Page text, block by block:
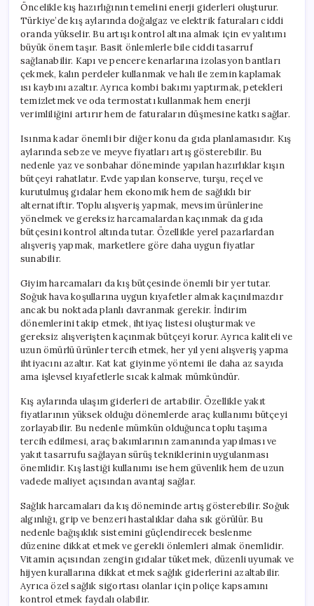
Öncelikle kış hazırlığının temelini enerji giderleri oluşturur.
Türkiye’de kış aylarında doğalgaz ve elektrik faturaları ciddi
oranda yükselir. Bu artışı kontrol altına almak için ev yalıtımı
büyük önem taşır. Basit önlemlerle bile ciddi tasarruf
sağlanabilir. Kapı ve pencere kenarlarına izolasyon bantları
çekmek, kalın perdeler kullanmak ve halı ile zemin kaplamak
ısı kaybını azaltır. Ayrıca kombi bakımı yaptırmak, petekleri
temizletmek ve oda termostatı kullanmak hem enerji
verimliliğini artırır hem de faturaların düşmesine katkı sağlar.
Isınma kadar önemli bir diğer konu da gıda planlamasıdır. Kış
aylarında sebze ve meyve fiyatları artış gösterebilir. Bu
nedenle yaz ve sonbahar döneminde yapılan hazırlıklar kışın
bütçeyi rahatlatır. Evde yapılan konserve, turşu, reçel ve
kurutulmuş gıdalar hem ekonomik hem de sağlıklı bir
alternatiftir. Toplu alışveriş yapmak, mevsim ürünlerine
yönelmek ve gereksiz harcamalardan kaçınmak da gıda
bütçesini kontrol altında tutar. Özellikle yerel pazarlardan
alışveriş yapmak, marketlere göre daha uygun fiyatlar
sunabilir.
Giyim harcamaları da kış bütçesinde önemli bir yer tutar.
Soğuk hava koşullarına uygun kıyafetler almak kaçınılmazdır
ancak bu noktada planlı davranmak gerekir. İndirim
dönemlerini takip etmek, ihtiyaç listesi oluşturmak ve
gereksiz alışverişten kaçınmak bütçeyi korur. Ayrıca kaliteli ve
uzun ömürlü ürünler tercih etmek, her yıl yeni alışveriş yapma
ihtiyacını azaltır. Kat kat giyinme yöntemi ile daha az sayıda
ama işlevsel kıyafetlerle sıcak kalmak mümkündür.
Kış aylarında ulaşım giderleri de artabilir. Özellikle yakıt
fiyatlarının yüksek olduğu dönemlerde araç kullanımı bütçeyi
zorlayabilir. Bu nedenle mümkün olduğunca toplu taşıma
tercih edilmesi, araç bakımlarının zamanında yapılması ve
yakıt tasarrufu sağlayan sürüş tekniklerinin uygulanması
önemlidir. Kış lastiği kullanımı ise hem güvenlik hem de uzun
vadede maliyet açısından avantaj sağlar.
Sağlık harcamaları da kış döneminde artış gösterebilir. Soğuk
algınlığı, grip ve benzeri hastalıklar daha sık görülür. Bu
nedenle bağışıklık sistemini güçlendirecek beslenme
düzenine dikkat etmek ve gerekli önlemleri almak önemlidir.
Vitamin açısından zengin gıdalar tüketmek, düzenli uyumak ve
hijyen kurallarına dikkat etmek sağlık giderlerini azaltabilir.
Ayrıca özel sağlık sigortası olanlar için poliçe kapsamını
kontrol etmek faydalı olabilir.